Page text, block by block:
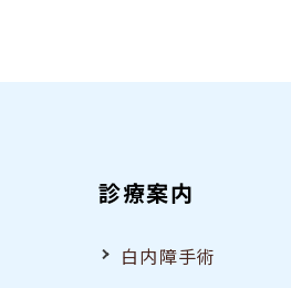
診療案内
白内障手術